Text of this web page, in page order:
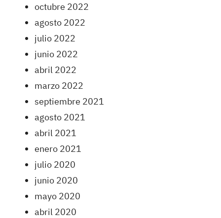
octubre 2022
agosto 2022
julio 2022
junio 2022
abril 2022
marzo 2022
septiembre 2021
agosto 2021
abril 2021
enero 2021
julio 2020
junio 2020
mayo 2020
abril 2020